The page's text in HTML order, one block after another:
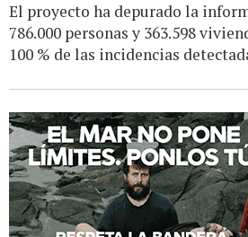
El proyecto ha depurado la
786.000 personas y 363.598
100 % de las incidencias